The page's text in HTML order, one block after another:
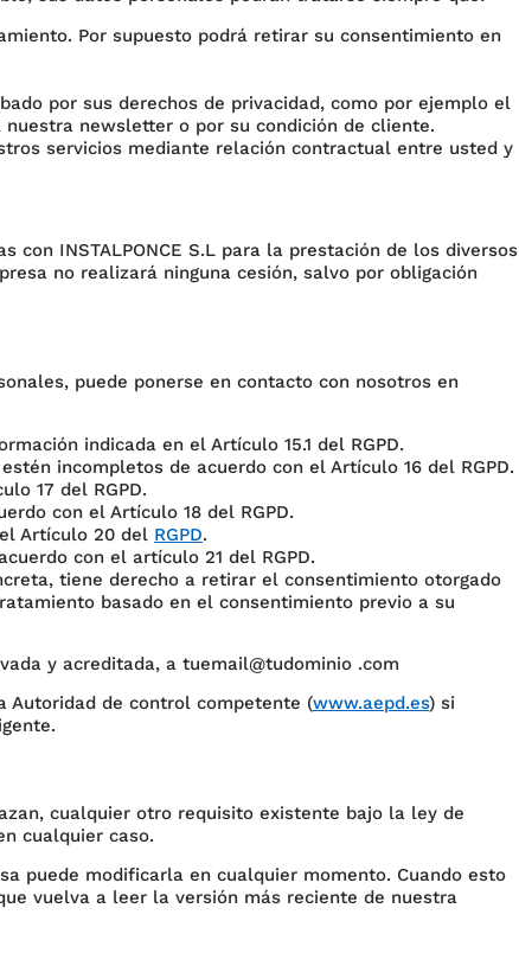
Por supuesto podrá retirar su consentimiento en
por sus derechos de privacidad, como por ejemplo el
newsletter o por su condición de cliente.
servicios mediante relación contractual entre usted y
con INSTALPONCE S.L para la prestación de los diversos
no realizará ninguna cesión, salvo por obligación
puede ponerse en contacto con nosotros en
indicada en el Artículo 15.1 del RGPD.
incompletos de acuerdo con el Artículo 16 del RGPD.
17 del RGPD.
con el Artículo 18 del RGPD.
Artículo 20 del RGPD.
con el artículo 21 del RGPD.
tiene derecho a retirar el consentimiento otorgado
basado en el consentimiento previo a su
y acreditada, a tuemail@tudominio .com
Autoridad de control competente (www.aepd.es) si
cualquier otro requisito existente bajo la ley de
cualquier caso.
puede modificarla en cualquier momento. Cuando esto
vuelva a leer la versión más reciente de nuestra